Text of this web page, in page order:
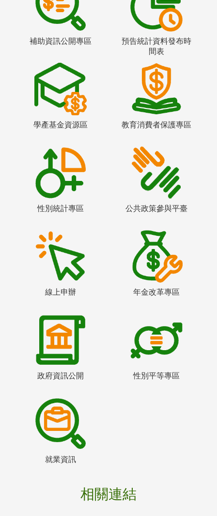
補助資訊公開專區
預告統計資料發布時
間表
學產基金資源區 教育消費者保護專區
性別統計專區 公共政策參與平臺
線上申辦 年金改革專區
政府資訊公開 性別平等專區
就業資訊
相關連結